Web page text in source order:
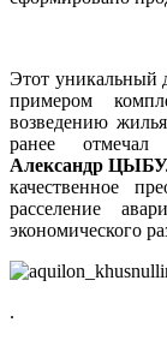
Этот уникальный
примером
возведению
ранее отмечал
Александр
качественное
расселение
экономического
.